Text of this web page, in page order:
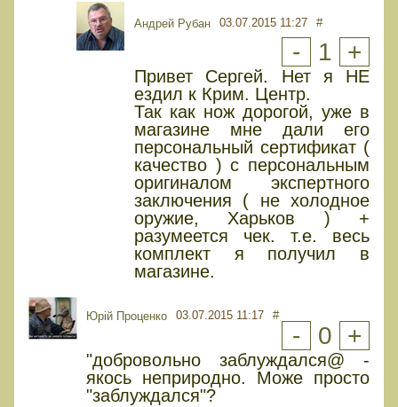
Андрей Рубан 03.07.2015 11:27 #
- 1 +
Привет Сергей. Нет я НЕ
ездил к Крим. Центр.
Так как нож дорогой, уже в
магазине мне дали его
персональный сертификат (
качество ) с персональным
оригиналом экспертного
заключения ( не холодное
оружие, Харьков ) +
разумеется чек. т.е. весь
комплект я получил в
магазине.
Юрiй Проценко 03.07.2015 11:17 #
- 0 +
"добровольно заблуждался@ -
якось неприродно. Може просто
"заблуждался"?